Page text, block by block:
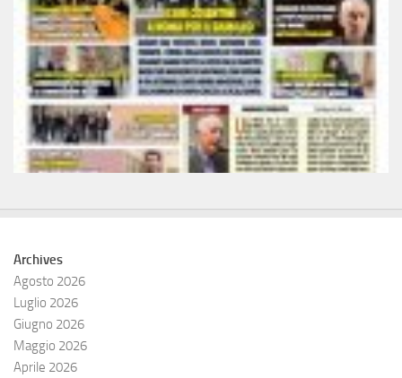
Archives
Agosto 2026
Luglio 2026
Giugno 2026
Maggio 2026
Aprile 2026